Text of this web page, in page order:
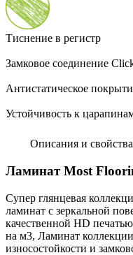
Тиснение в регистр
Замковое соединение
Антистатическое
Устойчивость к
Описания и свойства
Ламинат Most
Супер глянцевая
ламинат с зеркальной
качественной HD
на м3, Ламинат
износостойкости и